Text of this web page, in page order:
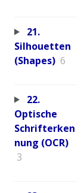
21.
Silhouetten
(Shapes) 6
22.
Optische
Schrifterken
nung (OCR)
3